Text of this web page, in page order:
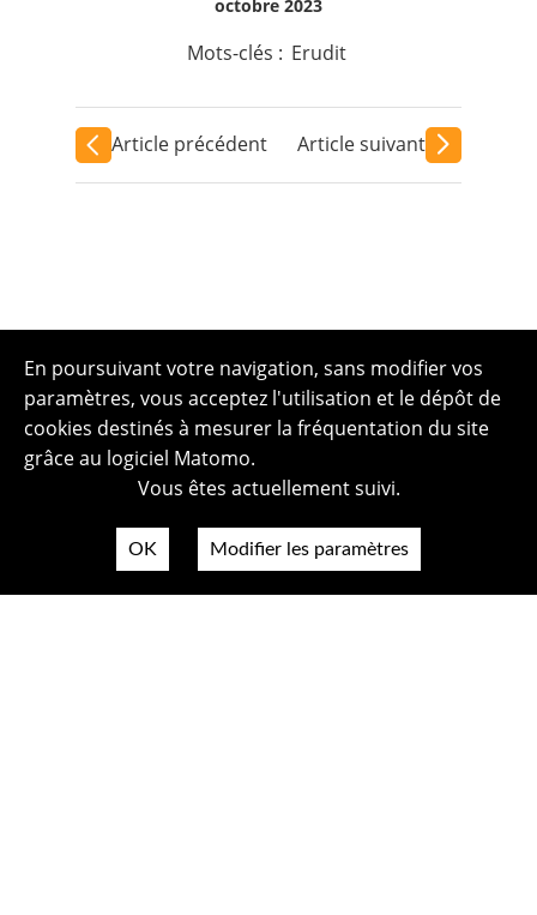
octobre 2023
Mots-clés : Erudit
Article précédent Article suivant
En poursuivant votre navigation, sans modifier vos
paramètres, vous acceptez l'utilisation et le dépôt de
cookies destinés à mesurer la fréquentation du site
grâce au logiciel Matomo.
Vous êtes actuellement suivi.
OK Modifier les paramètres